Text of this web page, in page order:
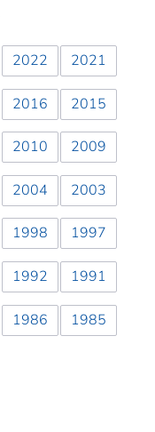
2022 2021
2016 2015
2010 2009
2004 2003
1998 1997
1992 1991
1986 1985